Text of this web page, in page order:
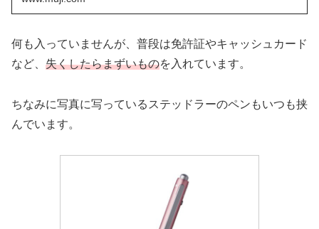
何も入っていませんが、普段は免許証やキャッシュカード
など、 失くしたらまずいものを入れています。
ちなみに写真に写っているステッドラーのペンもいつも挟
んでいます。